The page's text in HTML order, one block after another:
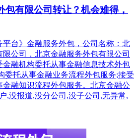
包有限公司转让？机会难得，
平台》金融服务外包，公司名称：北
公司，北京金融服务外包有限公司
金融机构委托从事金融信息技术外包
委托从事金融业务流程外包服务;接受
金融知识流程外包服务。北京金融公
,没报道,没分公司,没子公司,无异常,